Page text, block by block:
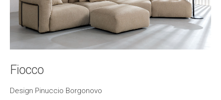
Fiocco
Design Pinuccio Borgonovo